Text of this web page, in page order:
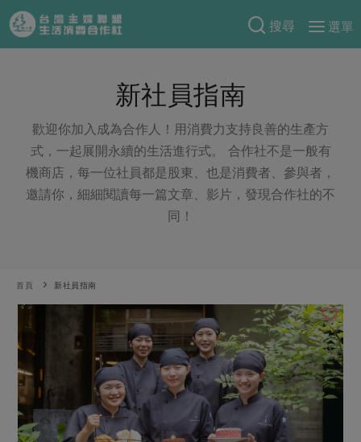
搜尋
選單
產品分類
一籃菜 當令水果
芽苗類 蕈菇類
辛香料類
豆製品
肉品・水產
水產
水畜加工品
食材
米食
麵食
常備菜
蔬食
蛋料理
料理方式
烘焙．點心
特別企畫
預購活動
當季產品
合作25-經典快閃最後一週
合作25-精選產品第四彈
合作25-精選產品第三彈
綠主張
社內大小事
產品故事 生活提案
樂齡生活 親子食育
廚房瑜伽
關注議題
關於我們
合作社組織
員工與求才
產品檢驗
自主把關
新社員指南
歡迎你加入成為合作人！用消費力支持良善的生產方
式，一起展開永續的生活進行式。 合作社不是一般有
機商店，每一位社員都是股東、也是消費者、參與者，
邀請你，細細閱讀每一篇文章、影片，發現合作社的不
同！
首頁 新社員指南